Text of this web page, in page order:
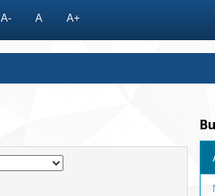
A- A A+